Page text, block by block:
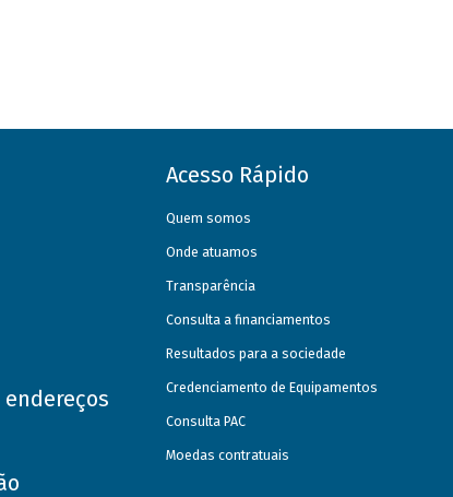
Acesso Rápido
Quem somos
Onde atuamos
Transparência
Consulta a financiamentos
Resultados para a sociedade
Credenciamento de Equipamentos
Consulta PAC
Moedas contratuais